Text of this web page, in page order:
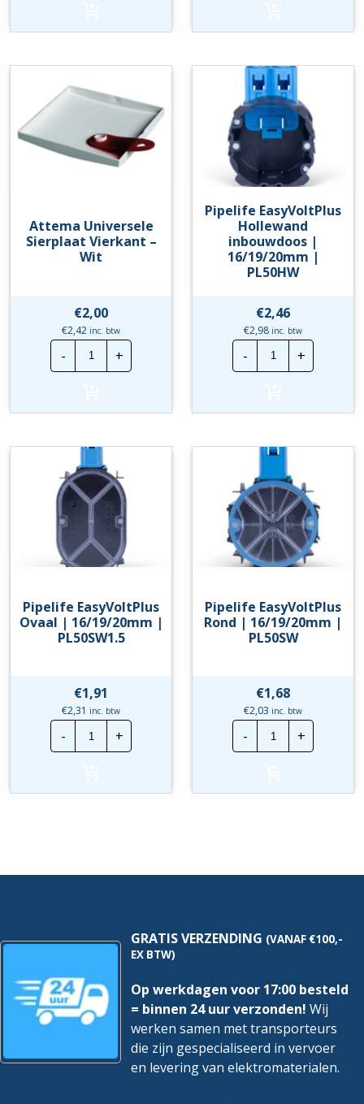
Wit
Attema Universele
Sierplaat Vierkant –
Wit
€2,00
€2,42 inc. btw
-
Attema
Universele
Sierplaat
Wit
+
Pipelife EasyVoltPlus
Hollewand
inbouwdoos |
16/19/20mm |
PL50HW
€2,46
€2,98 inc. btw
-
Pipelife
EasyVoltPlus
Hollewand
16/19/20mm
hoeveelheid
+
Pipelife EasyVoltPlus
Ovaal | 16/19/20mm |
PL50SW1.5
€1,91
€2,31 inc. btw
-
Pipelife
EasyVoltPlus
Ovaal
|
+
Pipelife EasyVoltPlus
Rond | 16/19/20mm |
PL50SW
€1,68
€2,03 inc. btw
-
Pipelife
EasyVoltPlus
Rond
|
+
GRATIS VERZENDING (VANAF €100,-
EX BTW)
Op werkdagen voor 17:00 besteld
= binnen 24 uur verzonden! Wij
werken samen met transporteurs
die zijn gespecialiseerd in vervoer
en levering van elektromaterialen.